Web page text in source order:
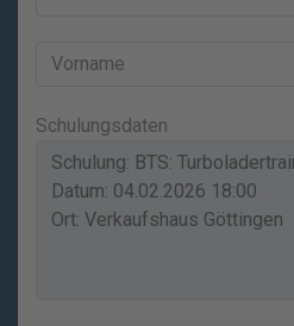
Schulungsdaten